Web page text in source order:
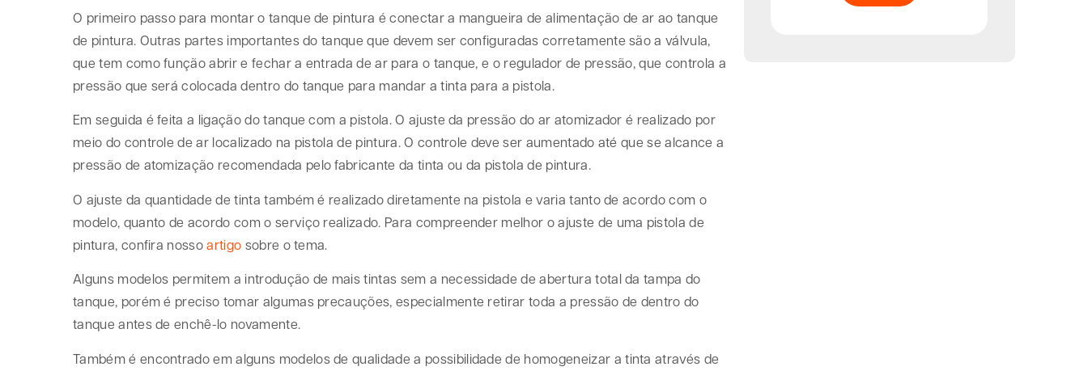
O primeiro passo para montar o tanque de pintura é conectar a mangueira de alimentação de ar ao tanque
de pintura. Outras partes importantes do tanque que devem ser configuradas corretamente são a válvula,
que tem como função abrir e fechar a entrada de ar para o tanque, e o regulador de pressão, que controla a
pressão que será colocada dentro do tanque para mandar a tinta para a pistola.
Em seguida é feita a ligação do tanque com a pistola. O ajuste da pressão do ar atomizador é realizado por
meio do controle de ar localizado na pistola de pintura. O controle deve ser aumentado até que se alcance a
pressão de atomização recomendada pelo fabricante da tinta ou da pistola de pintura.
O ajuste da quantidade de tinta também é realizado diretamente na pistola e varia tanto de acordo com o
modelo, quanto de acordo com o serviço realizado. Para compreender melhor o ajuste de uma pistola de
pintura, confira nossoartigo sobre o tema.
Alguns modelos permitem a introdução de mais tintas sem a necessidade de abertura total da tampa do
tanque, porém é preciso tomar algumas precauções, especialmente retirar toda a pressão de dentro do
tanque antes de enchê-lo novamente.
Também é encontrado em alguns modelos de qualidade a possibilidade de homogeneizar a tinta através de